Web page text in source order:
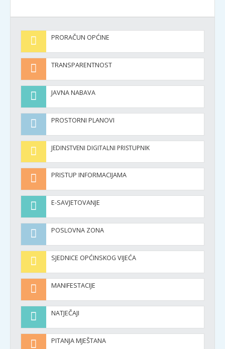
PRORAČUN OPĆINE
TRANSPARENTNOST
JAVNA NABAVA
PROSTORNI PLANOVI
JEDINSTVENI DIGITALNI PRISTUPNIK
PRISTUP INFORMACIJAMA
E-SAVJETOVANJE
POSLOVNA ZONA
SJEDNICE OPĆINSKOG VIJEĆA
MANIFESTACIJE
NATJEČAJI
PITANJA MJEŠTANA